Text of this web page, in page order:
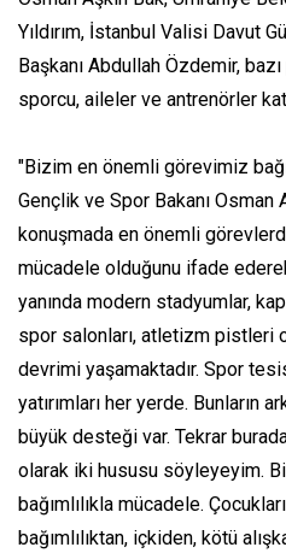
Yıldırım, İstanbul Valisi Davut
Başkanı Abdullah Özdemir,
sporcu, aileler ve antrenörler
"Bizim en önemli görevimiz
Gençlik ve Spor Bakanı Osman
konuşmada en önemli
mücadele olduğunu ifade
yanında modern stadyumlar,
spor salonları, atletizm pistleri
devrimi yaşamaktadır. Spor
yatırımları her yerde. Bunların
büyük desteği var. Tekrar
olarak iki hususu söyleyeyim.
bağımlılıkla mücadele.
bağımlılıktan, içkiden, kötü